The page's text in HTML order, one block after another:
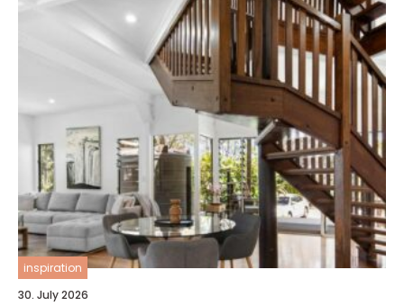
inspiration
30. July 2026